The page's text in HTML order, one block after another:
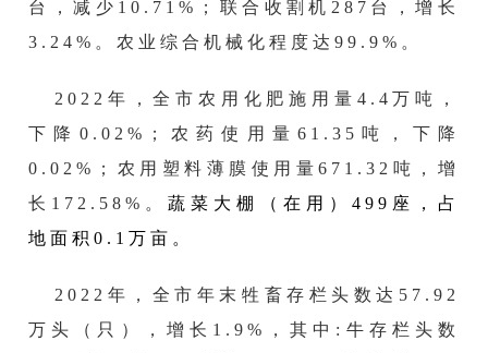
台，减少 10.71%；联合收割机 287 台，增长
3.24%。农业综合机械化程度达99.9%。
202 2 年，全市农用化肥施用量 4.4万吨，
下降 0. 02 %；农药使用量61. 35 吨，下降
0.02%；农用塑料薄膜使用量671.32 吨， 增
长 172.58%。蔬菜大棚（在用） 499 座，占
地面积0.1万亩。
202 2 年 ， 全市年末牲畜存栏头数达 57.92
万头（只），增长 1.9%，其中:牛存栏头数